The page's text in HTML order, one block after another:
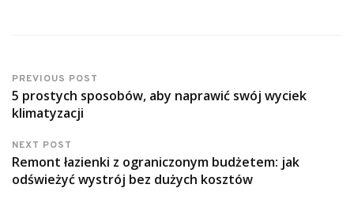
PREVIOUS POST
5 prostych sposobów, aby naprawić swój wyciek
klimatyzacji
NEXT POST
Remont łazienki z ograniczonym budżetem: jak
odświeżyć wystrój bez dużych kosztów